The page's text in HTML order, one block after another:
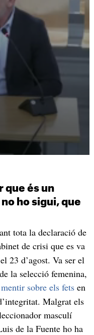
que és un
ho sigui, que
tota la declaració de
de crisi que es va
23 d’agost. Va ser el
la selecció femenina,
sobre els fetsen
Malgrat els
masculí
de la Fuente ho ha